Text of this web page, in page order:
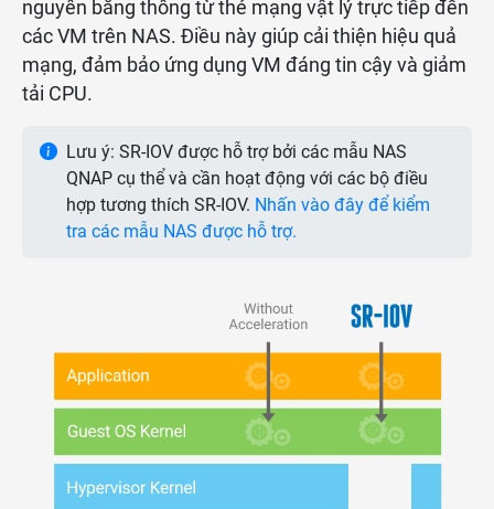
nguyên băng thông từ thẻ mạng vật lý trực tiếp đến
các VM trên NAS. Điều này giúp cải thiện hiệu quả
mạng, đảm bảo ứng dụng VM đáng tin cậy và giảm
tải CPU.
Lưu ý: SR-IOV được hỗ trợ bởi các mẫu NAS
QNAP cụ thể và cần hoạt động với các bộ điều
hợp tương thích SR-IOV. Nhấn vào đây để kiểm
tra các mẫu NAS được hỗ trợ.